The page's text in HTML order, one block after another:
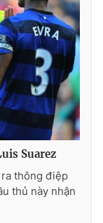
Suarez
thông điệp
thủ này nhận